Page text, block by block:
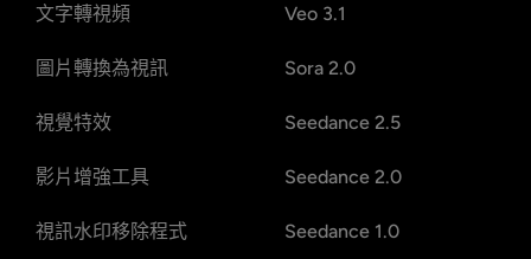
文字轉視頻
圖片轉換為視訊
視覺特效
影片增強工具
視訊水印移除程式
Veo 3.1
Sora 2.0
Seedance 2.5
Seedance 2.0
Seedance 1.0